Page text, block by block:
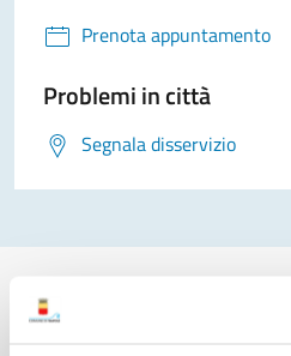
Prenota appuntamento
Problemi in città
Segnala disservizio